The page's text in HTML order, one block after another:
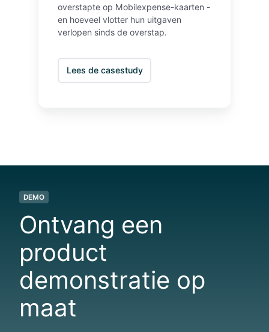
overstapte op Mobilexpense-kaarten -
en hoeveel vlotter hun uitgaven
verlopen sinds de overstap.
Lees de casestudy
DEMO
Ontvang een
product
demonstratie op
maat